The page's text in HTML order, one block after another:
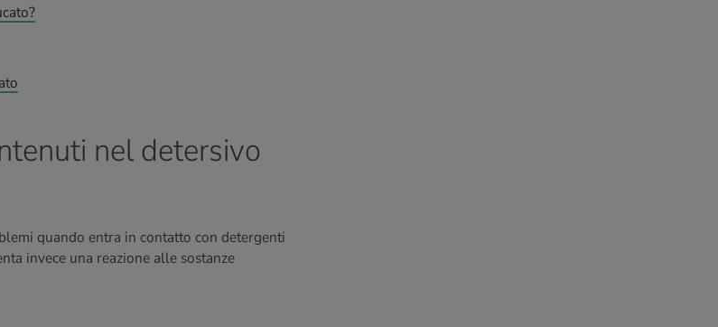
nel detersivo
quando entra in contatto con detergenti
invece una reazione alle sostanze